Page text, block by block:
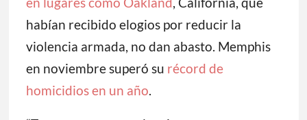
habían recibido elogios por reducir la
violencia armada, no dan abasto. Memphis
en noviembre superó su récord de
homicidios en un año.